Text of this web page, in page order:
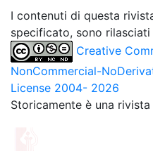
I contenuti di questa
specificato, sono
Creative
NonCommercial-
License 2004- 2026
Storicamente è una